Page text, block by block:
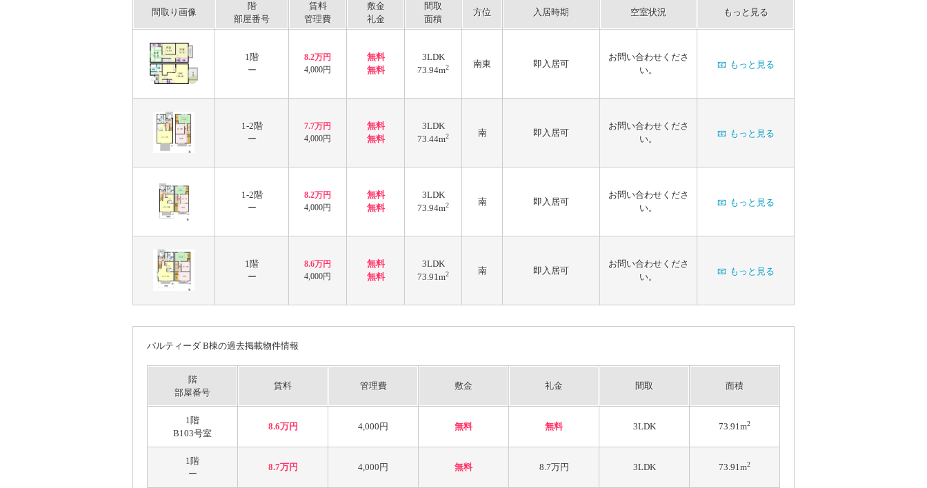
間取り画像
階
部屋番号
賃料
管理費
敷金
礼金
間取
面積
方位 入居時期 空室状況 もっと見る
1階
ー
8.2万円
4,000円
無料
無料
3LDK
73.94m2 南東 即入居可
お問い合わせくださ
い。
📧 もっと見る
1-2階
ー
7.7万円
4,000円
無料
無料
3LDK
73.44m2 南 即入居可
お問い合わせくださ
い。
📧 もっと見る
1-2階
ー
8.2万円
4,000円
無料
無料
3LDK
73.94m2 南 即入居可
お問い合わせくださ
い。
📧 もっと見る
1階
ー
8.6万円
4,000円
無料
無料
3LDK
73.91m2 南 即入居可
お問い合わせくださ
い。
📧 もっと見る
パルティーダ B棟の過去掲載物件情報
階
部屋番号
賃料 管理費 敷金 礼金 間取 面積
1階
B103号室
8.6万円 4,000円 無料 無料 3LDK 73.91m2
1階
ー
8.7万円 4,000円 無料 8.7万円 3LDK 73.91m2